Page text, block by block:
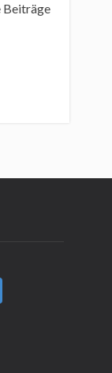
Beiträge